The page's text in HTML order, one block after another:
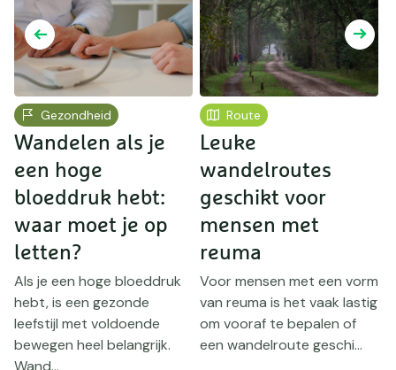
Gezondheid
Wandelen als je
een hoge
bloeddruk hebt:
waar moet je op
letten?
Als je een hoge bloeddruk
hebt, is een gezonde
leefstijl met voldoende
bewegen heel belangrijk.
Wand...
Route
Leuke
wandelroutes
geschikt voor
mensen met
reuma
Voor mensen met een vorm
van reuma is het vaak lastig
om vooraf te bepalen of
een wandelroute geschi...